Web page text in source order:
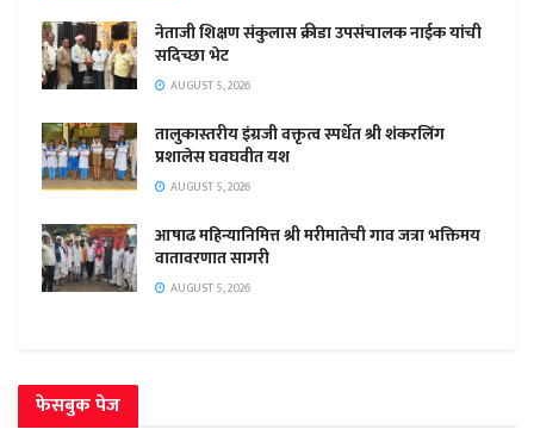
नेताजी शिक्षण संकुलास क्रीडा उपसंचालक नाईक यांची
सदिच्छा भेट
AUGUST 5, 2026
तालुकास्तरीय इंग्रजी वक्तृत्व स्पर्धेत श्री शंकरलिंग
प्रशालेस घवघवीत यश
AUGUST 5, 2026
आषाढ महिन्यानिमित्त श्री मरीमातेची गाव जत्रा भक्तिमय
वातावरणात सागरी
AUGUST 5, 2026
फेसबुक पेज